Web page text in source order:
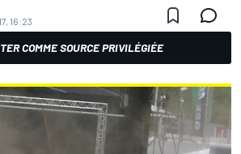
16:23
COMME SOURCE PRIVILÉGIÉE